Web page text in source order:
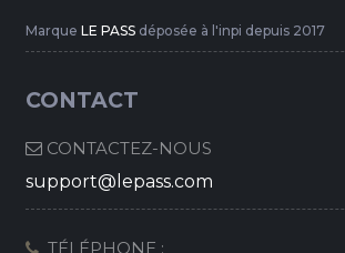
Marque LE PASSdéposée à l'inpi depuis 2017
CONTACT
CONTACTEZ-NOUS
support@lepass.com
TÉLÉPHONE :